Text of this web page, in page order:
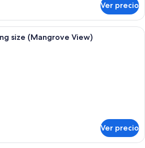
Ver precio
Una habitación de hotel moderna
size (Mangrove View)
Ver precio